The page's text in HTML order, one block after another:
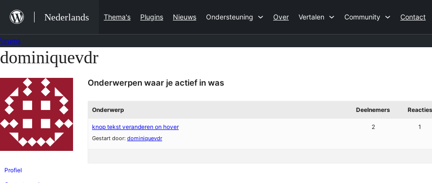
naar
de
inhoud
Nederlands Thema's Plugins Nieuws Ondersteuning Over Vertalen Community Contact
Ga
inhoud
dominiquevdr
Profiel
Onderwerpen waar je actief in was
Onderwerp Deelnemers Reacties
knop tekst veranderen on hover
Gestart door: dominiquevdr
2 1